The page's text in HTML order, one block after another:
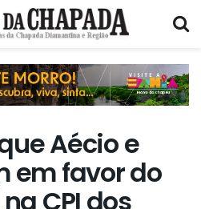
Aécio e
em favor do
CPI dos